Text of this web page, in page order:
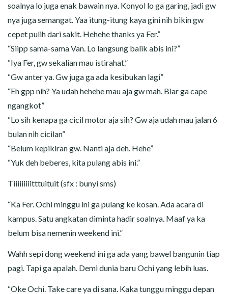
soalnya lo juga enak bawain nya. Konyol lo ga garing, jadi gw
nya juga semangat. Yaa itung-itung kaya gini nih bikin gw
cepet pulih dari sakit. Hehehe thanks ya Fer.”
“Siipp sama-sama Van. Lo langsung balik abis ini?”
“Iya Fer, gw sekalian mau istirahat.”
“Gw anter ya. Gw juga ga ada kesibukan lagi”
“Eh gpp nih? Ya udah hehehe mau aja gw mah. Biar ga cape
ngangkot”
“Lo sih kenapa ga cicil motor aja sih? Gw aja udah mau jalan 6
bulan nih cicilan”
“Belum kepikiran gw. Nanti aja deh. Hehe”
“Yuk deh beberes, kita pulang abis ini.”
Tiiiiiiiiitttuituit (sfx : bunyi sms)
“Ka Fer. Ochi minggu ini ga pulang ke kosan. Ada acara di
kampus. Satu angkatan diminta hadir soalnya. Maaf ya ka
belum bisa nemenin weekend ini.”
Wahh sepi dong weekend ini ga ada yang bawel bangunin tiap
pagi. Tapi ga apalah. Demi dunia baru Ochi yang lebih luas.
“Oke Ochi. Take care ya di sana. Kaka tunggu minggu depan